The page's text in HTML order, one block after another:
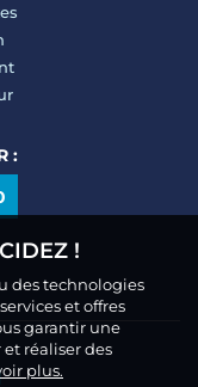
:
!
des technologies
et offres
garantir une
réaliser des
plus.